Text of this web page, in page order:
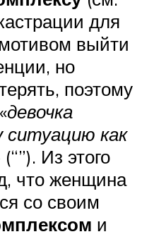
для
выйти
но
поэтому
девочка
ситуацию как
(“”). Из этого
что женщина
со своим
и